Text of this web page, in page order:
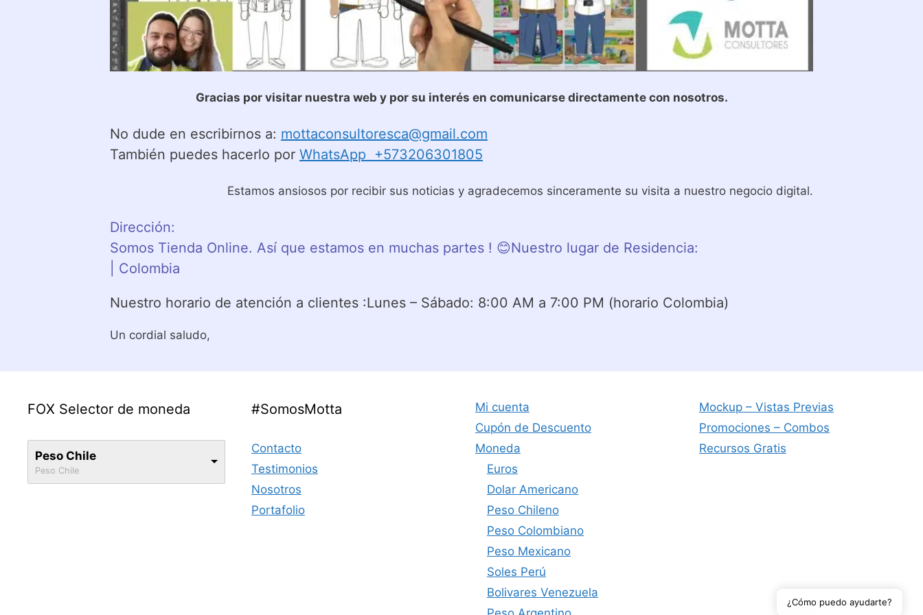
Gracias por visitar nuestra web y por su interés en comunicarse directamente con nosotros.
No dude en escribirnos a: mottaconsultoresca@gmail.com
También puedes hacerlo por WhatsApp +573206301805
Estamos ansiosos por recibir sus noticias y agradecemos sinceramente su visita a nuestro negocio digital.
Dirección:
Somos Tienda Online. Así que estamos en muchas partes ! 😊Nuestro lugar de Residencia:
| Colombia
Nuestro horario de atención a clientes :Lunes – Sábado: 8:00 AM a 7:00 PM (horario Colombia)
Un cordial saludo,
FOX Selector de moneda
Peso Chile
Peso Chile
#SomosMotta
Contacto
Testimonios
Nosotros
Portafolio
Mi cuenta
Cupón de Descuento
Moneda
Euros
Dolar Americano
Peso Chileno
Peso Colombiano
Peso Mexicano
Soles Perú
Bolivares Venezuela
Mockup – Vistas Previas
Promociones – Combos
Recursos Gratis
¿Cómo puedo ayudarte?